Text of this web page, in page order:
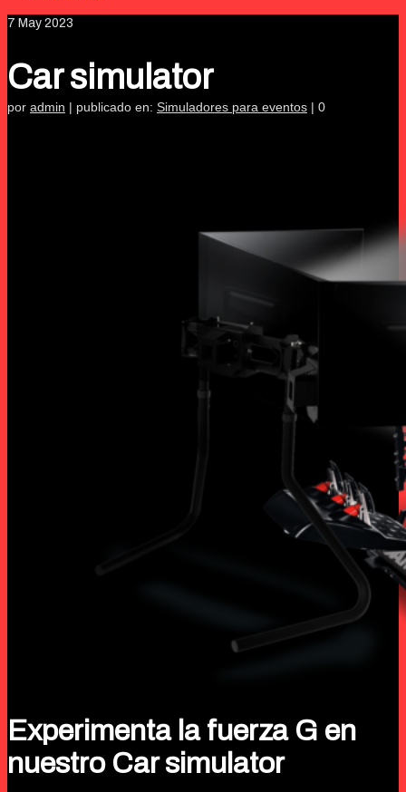
7 May 2023
Car simulator
por admin | publicado en: Simuladores para eventos | 0
Experimenta la fuerza G en
nuestro Car simulator